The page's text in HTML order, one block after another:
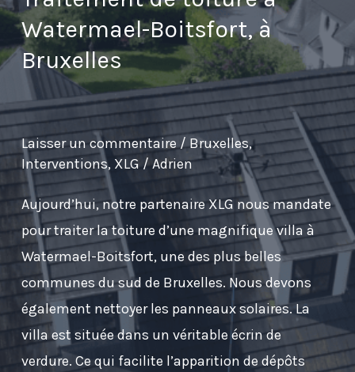
Watermael-Boitsfort, à
Bruxelles
Laisser un commentaire /Bruxelles,
Interventions, XLG/Adrien
Aujourd’hui, notre partenaire XLG nous mandate
pour traiter la toiture d’une magnifique villa à
Watermael-Boitsfort, une des plus belles
communes du sud de Bruxelles. Nous devons
également nettoyer les panneaux solaires. La
villa est située dans un véritable écrin de
verdure. Ce qui facilite l’apparition de dépôts